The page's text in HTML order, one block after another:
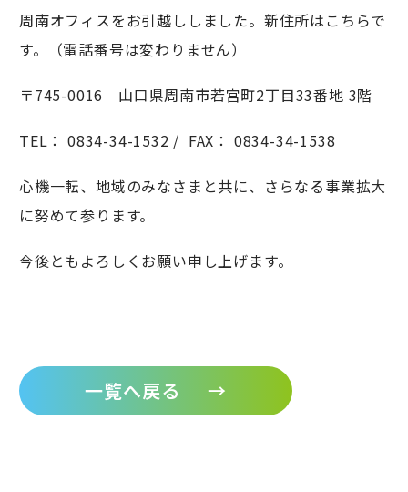
周南オフィスをお引越ししました。新住所はこちらで
す。（電話番号は変わりません）
〒745-0016 山口県周南市若宮町2丁目33番地 3階
TEL： 0834-34-1532 / FAX： 0834-34-1538
心機一転、地域のみなさまと共に、さらなる事業拡大
に努めて参ります。
今後ともよろしくお願い申し上げます。
一覧へ戻る →